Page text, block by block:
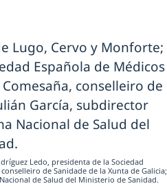
Ledo, presidenta de la Sociedad
de Sanidade de la Xunta de Galicia;
de Salud del Ministerio de Sanidad.